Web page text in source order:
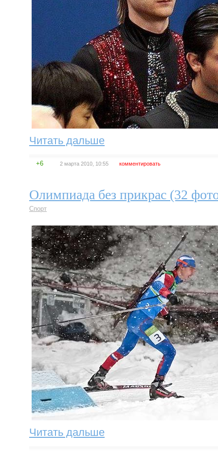
Читать дальше
+6 2 марта 2010, 10:55 комментировать
Олимпиада без прикрас (32
Спорт
Читать дальше